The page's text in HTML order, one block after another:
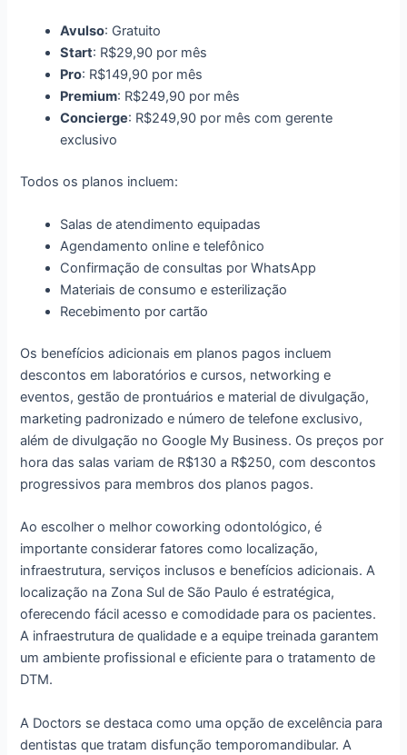
Avulso: Gratuito
Start: R$29,90 por mês
Pro: R$149,90 por mês
Premium: R$249,90 por mês
Concierge: R$249,90 por mês com gerente
exclusivo
Todos os planos incluem:
Salas de atendimento equipadas
Agendamento online e telefônico
Confirmação de consultas por WhatsApp
Materiais de consumo e esterilização
Recebimento por cartão
Os benefícios adicionais em planos pagos incluem
descontos em laboratórios e cursos, networking e
eventos, gestão de prontuários e material de divulgação,
marketing padronizado e número de telefone exclusivo,
além de divulgação no Google My Business. Os preços por
hora das salas variam de R$130 a R$250, com descontos
progressivos para membros dos planos pagos.
Ao escolher o melhor coworking odontológico, é
importante considerar fatores como localização,
infraestrutura, serviços inclusos e benefícios adicionais. A
localização na Zona Sul de São Paulo é estratégica,
oferecendo fácil acesso e comodidade para os pacientes.
A infraestrutura de qualidade e a equipe treinada garantem
um ambiente profissional e eficiente para o tratamento de
DTM.
A Doctors se destaca como uma opção de excelência para
dentistas que tratam disfunção temporomandibular. A